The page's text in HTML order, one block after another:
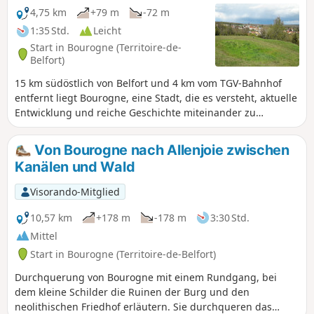
4,75 km +79 m
-72 m
1:35 Std.
Leicht
Start in Bourogne (Territoire-de-
Belfort)
15 km südöstlich von Belfort und 4 km vom TGV-Bahnhof
entfernt liegt Bourogne, eine Stadt, die es versteht, aktuelle
Entwicklung und reiche Geschichte miteinander zu
verbinden. Auf dieser kleinen Wanderung durch das Dorf
und den Wald entdecken Sie ein reiches Kulturerbe mit
mehreren schönen Gebäuden, prächtigen Brunnen und
den Ruinen der Burg. Beschriftete Tafeln vermitteln Ihnen
einen Eindruck von diesen Schätzen. Eine weitere
Besonderheit der Route ist die versteinernde Quelle.
Von Bourogne nach Allenjoie zwischen
Kanälen und Wald
Visorando-Mitglied
10,57 km
+178 m -178 m
3:30 Std.
Mittel
Start in Bourogne (Territoire-de-Belfort)
Durchquerung von Bourogne mit einem Rundgang, bei
dem kleine Schilder die Ruinen der Burg und den
neolithischen Friedhof erläutern. Sie durchqueren das